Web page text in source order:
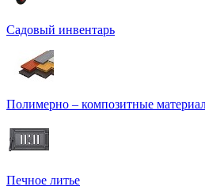
Садовый инвентарь
Полимерно – композитные
Печное литье